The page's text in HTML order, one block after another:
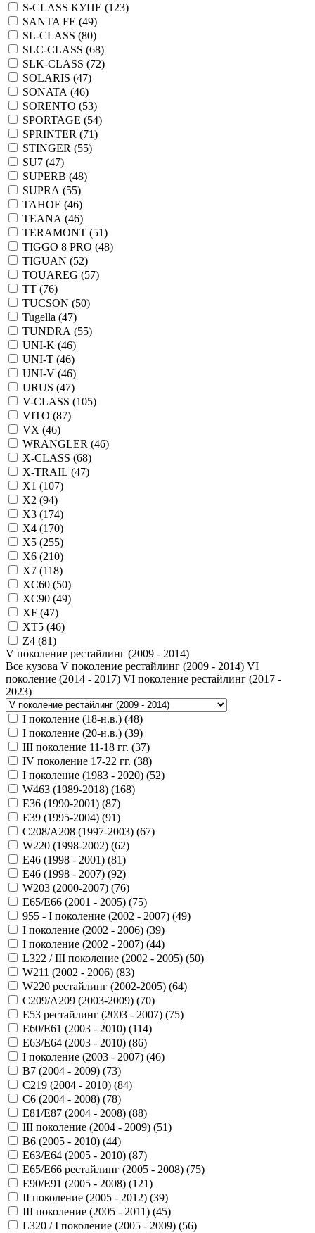
S-CLASS КУПЕ (123)
SANTA FE (49)
SL-CLASS (80)
SLC-CLASS (68)
SLK-CLASS (72)
SOLARIS (47)
SONATA (46)
SORENTO (53)
SPORTAGE (54)
SPRINTER (71)
STINGER (55)
SU7 (47)
SUPERB (48)
SUPRA (55)
TAHOE (46)
TEANA (46)
TERAMONT (51)
TIGGO 8 PRO (48)
TIGUAN (52)
TOUAREG (57)
TT (76)
TUCSON (50)
Tugella (47)
TUNDRA (55)
UNI-K (46)
UNI-T (46)
UNI-V (46)
URUS (47)
V-CLASS (105)
VITO (87)
VX (46)
WRANGLER (46)
X-CLASS (68)
X-TRAIL (47)
X1 (107)
X2 (94)
X3 (174)
X4 (170)
X5 (255)
X6 (210)
X7 (118)
XC60 (50)
XC90 (49)
XF (47)
XT5 (46)
Z4 (81)
V поколение рестайлинг (2009 - 2014)
Все кузова V поколение рестайлинг (2009 - 2014) VI
поколение (2014 - 2017) VI поколение рестайлинг (2017 -
2023)
I поколение (18-н.в.) (48)
I поколение (20-н.в.) (39)
III поколение 11-18 гг. (37)
IV поколение 17-22 гг. (38)
I поколение (1983 - 2020) (52)
W463 (1989-2018) (168)
E36 (1990-2001) (87)
E39 (1995-2004) (91)
C208/A208 (1997-2003) (67)
W220 (1998-2002) (62)
Е46 (1998 - 2001) (81)
Е46 (1998 - 2007) (92)
W203 (2000-2007) (76)
E65/E66 (2001 - 2005) (75)
955 - I поколение (2002 - 2007) (49)
I поколение (2002 - 2006) (39)
I поколение (2002 - 2007) (44)
L322 / III поколение (2002 - 2005) (50)
W211 (2002 - 2006) (83)
W220 рестайлинг (2002-2005) (64)
C209/A209 (2003-2009) (70)
E53 рестайлинг (2003 - 2007) (75)
E60/E61 (2003 - 2010) (114)
E63/E64 (2003 - 2010) (86)
I поколение (2003 - 2007) (46)
B7 (2004 - 2009) (73)
C219 (2004 - 2010) (84)
C6 (2004 - 2008) (78)
E81/E87 (2004 - 2008) (88)
III поколение (2004 - 2009) (51)
B6 (2005 - 2010) (44)
E63/E64 (2005 - 2010) (87)
E65/E66 рестайлинг (2005 - 2008) (75)
E90/E91 (2005 - 2008) (121)
II поколение (2005 - 2012) (39)
III поколение (2005 - 2011) (45)
L320 / I поколение (2005 - 2009) (56)